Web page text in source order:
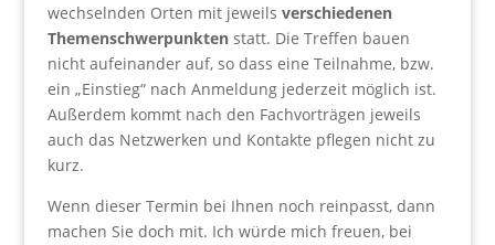
wechselnden Orten mit jeweils verschiedenen
Themenschwerpunktenstatt. Die Treffen bauen
nicht aufeinander auf, so dass eine Teilnahme, bzw.
ein „Einstieg“ nach Anmeldung jederzeit möglich ist.
Außerdem kommt nach den Fachvorträgen jeweils
auch das Netzwerken und Kontakte pflegen nicht zu
kurz.
Wenn dieser Termin bei Ihnen noch reinpasst, dann
machen Sie doch mit. Ich würde mich freuen, bei